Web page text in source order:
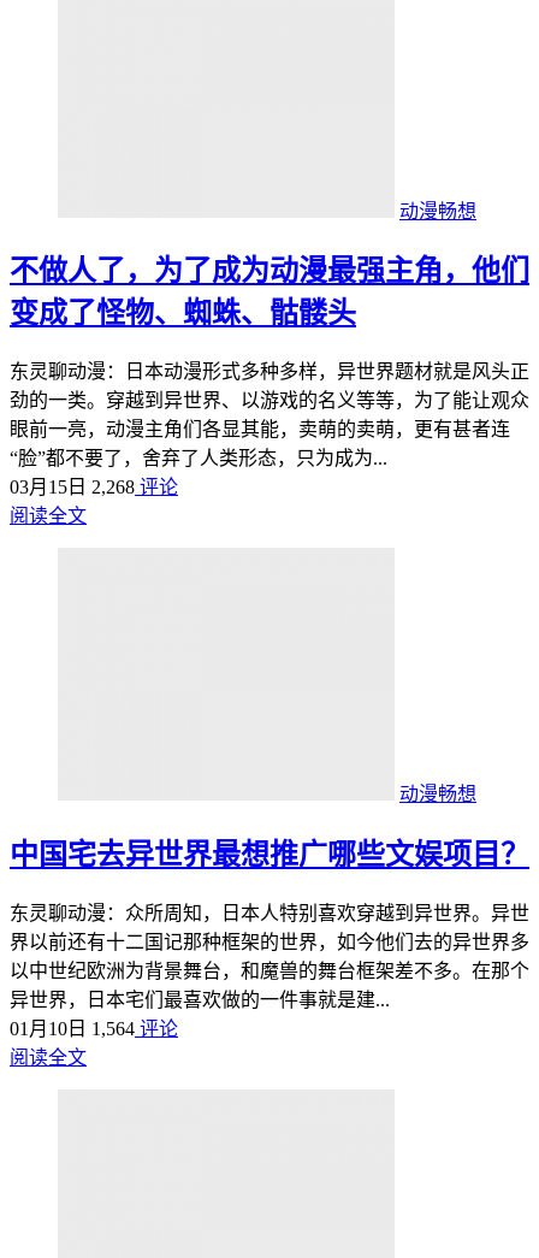
动漫畅想
不做人了，为了成为动漫最强主角，他们
变成了怪物、蜘蛛、骷髅头
东灵聊动漫：日本动漫形式多种多样，异世界题材就是风头正
劲的一类。穿越到异世界、以游戏的名义等等，为了能让观众
眼前一亮，动漫主角们各显其能，卖萌的卖萌，更有甚者连
“脸”都不要了，舍弃了人类形态，只为成为...
03月15日 2,268 评论
阅读全文
动漫畅想
中国宅去异世界最想推广哪些文娱项目？
东灵聊动漫：众所周知，日本人特别喜欢穿越到异世界。异世
界以前还有十二国记那种框架的世界，如今他们去的异世界多
以中世纪欧洲为背景舞台，和魔兽的舞台框架差不多。在那个
异世界，日本宅们最喜欢做的一件事就是建...
01月10日 1,564 评论
阅读全文